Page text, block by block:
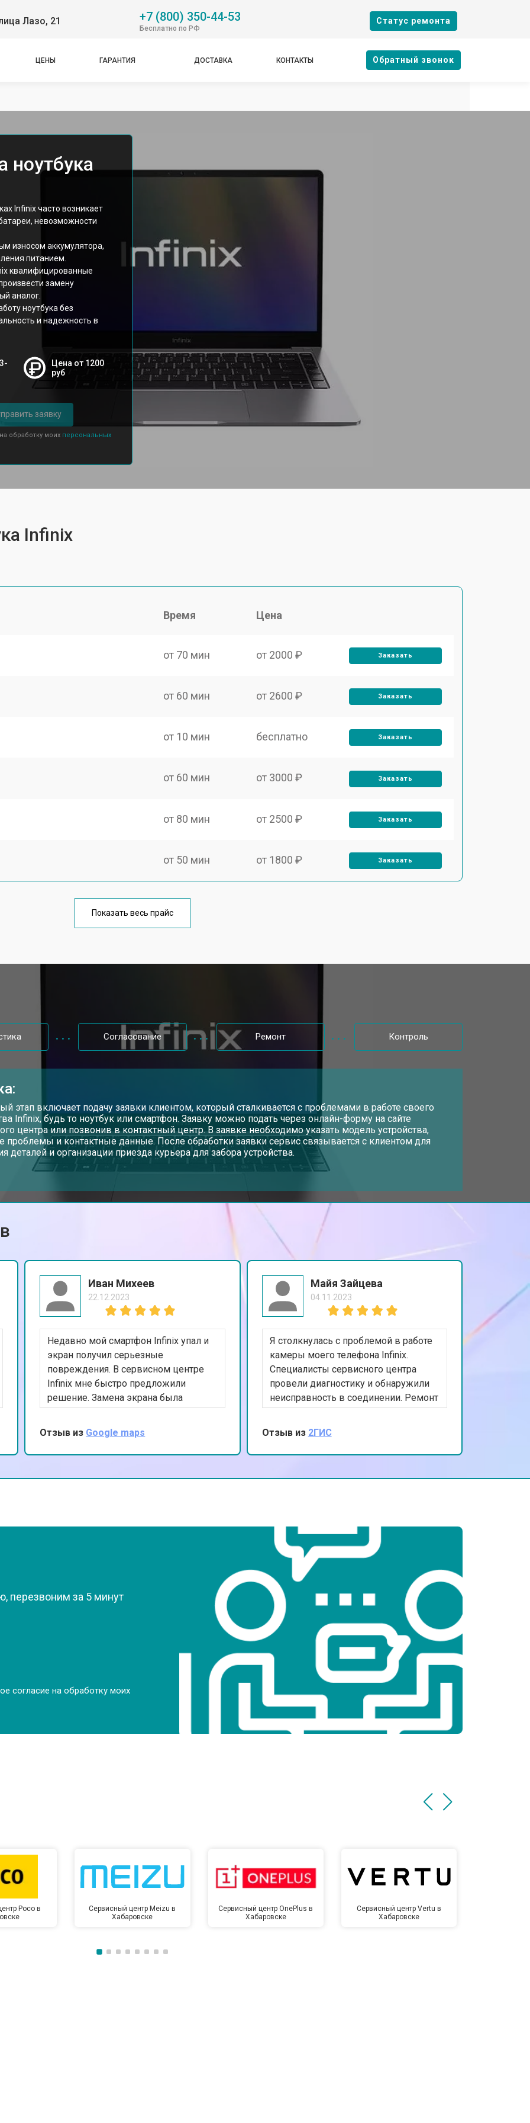
Лазо, 21 +7 (800) 350-44-53
Бесплатно по РФ
Cтатус ремонта
ЦЕНЫ ГАРАНТИЯ ДОСТАВКА КОНТАКТЫ Oбратный звонок
ноутбука
Infinix часто возникает
невозможности
износом аккумулятора,
питанием.
квалифицированные
замену
аналог.
ноутбука без
и надежность в
Цена от 1200
руб
заявку
обработку моих персональных
Infinix
Время Цена
от 70 мин от 2000 ₽ Заказать
от 60 мин от 2600 ₽ Заказать
от 10 мин бесплатно Заказать
от 60 мин от 3000 ₽ Заказать
от 80 мин от 2500 ₽ Заказать
от 50 мин от 1800 ₽ Заказать
от 100 мин
от 40 мин от 950 ₽ Заказать
от 60 мин от 3300 ₽ Заказать
от 110 мин от 3800 ₽
от 2900 ₽
от 50 мин от 2300 ₽ Заказать
от 2200 ₽ Заказать
от 70 мин от 3500 ₽ Заказать
от 2200 ₽
от 50 мин от 1700 ₽
от 2600 ₽
от 1100 ₽ Заказать
от 1500 ₽ Заказать
от 100 мин Заказать
от 3990 ₽
Показать весь прайс
Согласование Ремонт Контроль
этап включает подачу заявки клиентом, который сталкивается с проблемами в работе своего
Infinix, будь то ноутбук или смартфон. Заявку можно подать через онлайн-форму на сайте
центра или позвонив в контактный центр. В заявке необходимо указать модель устройства,
проблемы и контактные данные. После обработки заявки сервис связывается с клиентом для
деталей и организации приезда курьера для забора устройства.
Иван Михеев
22.12.2023
Недавно мой смартфон Infinix упал и
экран получил серьезные
повреждения. В сервисном центре
Infinix мне быстро предложили
решение. Замена экрана была
выполнена качественно и за
разумное время. Я доволен
результатом и благодарен за
внимательное обслуживание.
Отзыв из Google maps
Майя Зайцева
04.11.2023
Я столкнулась с проблемой в работе
камеры моего телефона Infinix.
Специалисты сервисного центра
провели диагностику и обнаружили
неисправность в соединении. Ремонт
был выполнен быстро и эффективно.
Я очень благодарна за
профессиональный подход и
качественную работу. Теперь мои
Отзыв из 2ГИС
перезвоним за 5 минут
согласие на обработку моих
Poco в
Сервисный центр Meizu в
Хабаровске
Сервисный центр OnePlus в
Хабаровске
Сервисный центр Vertu в
Хабаровске